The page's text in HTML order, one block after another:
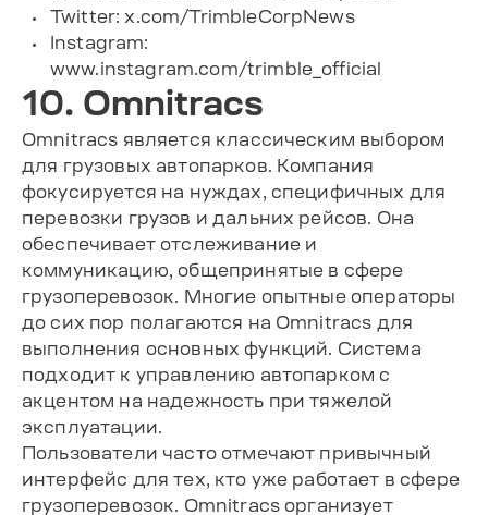
Twitter: x.com/TrimbleCorpNews
Instagram:
www.instagram.com/trimble_official
10. Omnitracs
Omnitracs является классическим выбором
для грузовых автопарков. Компания
фокусируется на нуждах, специфичных для
перевозки грузов и дальних рейсов. Она
обеспечивает отслеживание и
коммуникацию, общепринятые в сфере
грузоперевозок. Многие опытные операторы
до сих пор полагаются на Omnitracs для
выполнения основных функций. Система
подходит к управлению автопарком с
акцентом на надежность при тяжелой
эксплуатации.
Пользователи часто отмечают привычный
интерфейс для тех, кто уже работает в сфере
грузоперевозок. Omnitracs организует